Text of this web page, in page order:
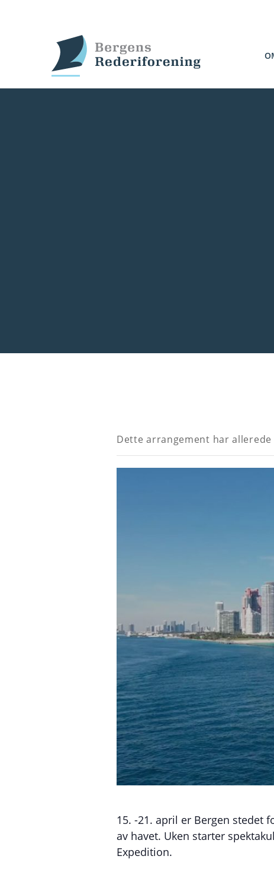
Dette arrangement har
15. -21. april er Bergen stedet
av havet. Uken starter
Expedition.